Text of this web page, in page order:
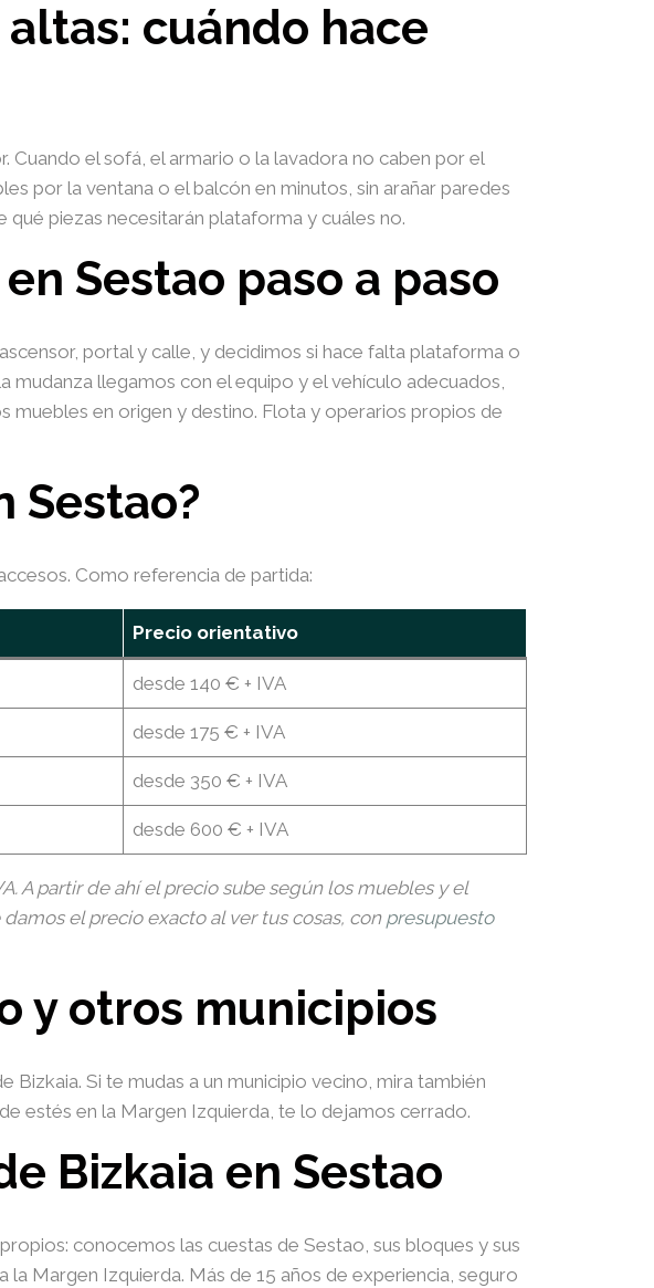
cuándo hace
Cuando el sofá, el armario o la lavadora no caben por el
por la ventana o el balcón en minutos, sin arañar paredes
piezas necesitarán plataforma y cuáles no.
Sestao paso a paso
portal y calle, y decidimos si hace falta plataforma o
llegamos con el equipo y el vehículo adecuados,
en origen y destino. Flota y operarios propios de
Sestao?
Como referencia de partida:
Precio orientativo
desde 140 € + IVA
desde 175 € + IVA
desde 350 € + IVA
desde 600 € + IVA
A partir de ahí el precio sube según los muebles y el
el precio exacto al ver tus cosas, conpresupuesto
y otros municipios
Si te mudas a un municipio vecino, mira también
estés en la Margen Izquierda, te lo dejamos cerrado.
Bizkaia en Sestao
conocemos las cuestas de Sestao, sus bloques y sus
Margen Izquierda. Más de 15 años de experiencia, seguro